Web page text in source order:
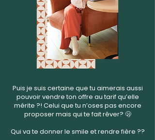
Puis je suis certaine que tu aimerais aussi
pouvoir vendre ton offre au tarif qu’elle
mérite ?! Celui que tu n’oses pas encore
proposer mais qui te fait rêver? 🫢
Qui va te donner le smile et rendre fière ??